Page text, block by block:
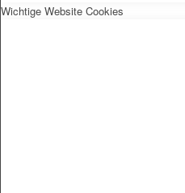
Wichtige Website Cookies